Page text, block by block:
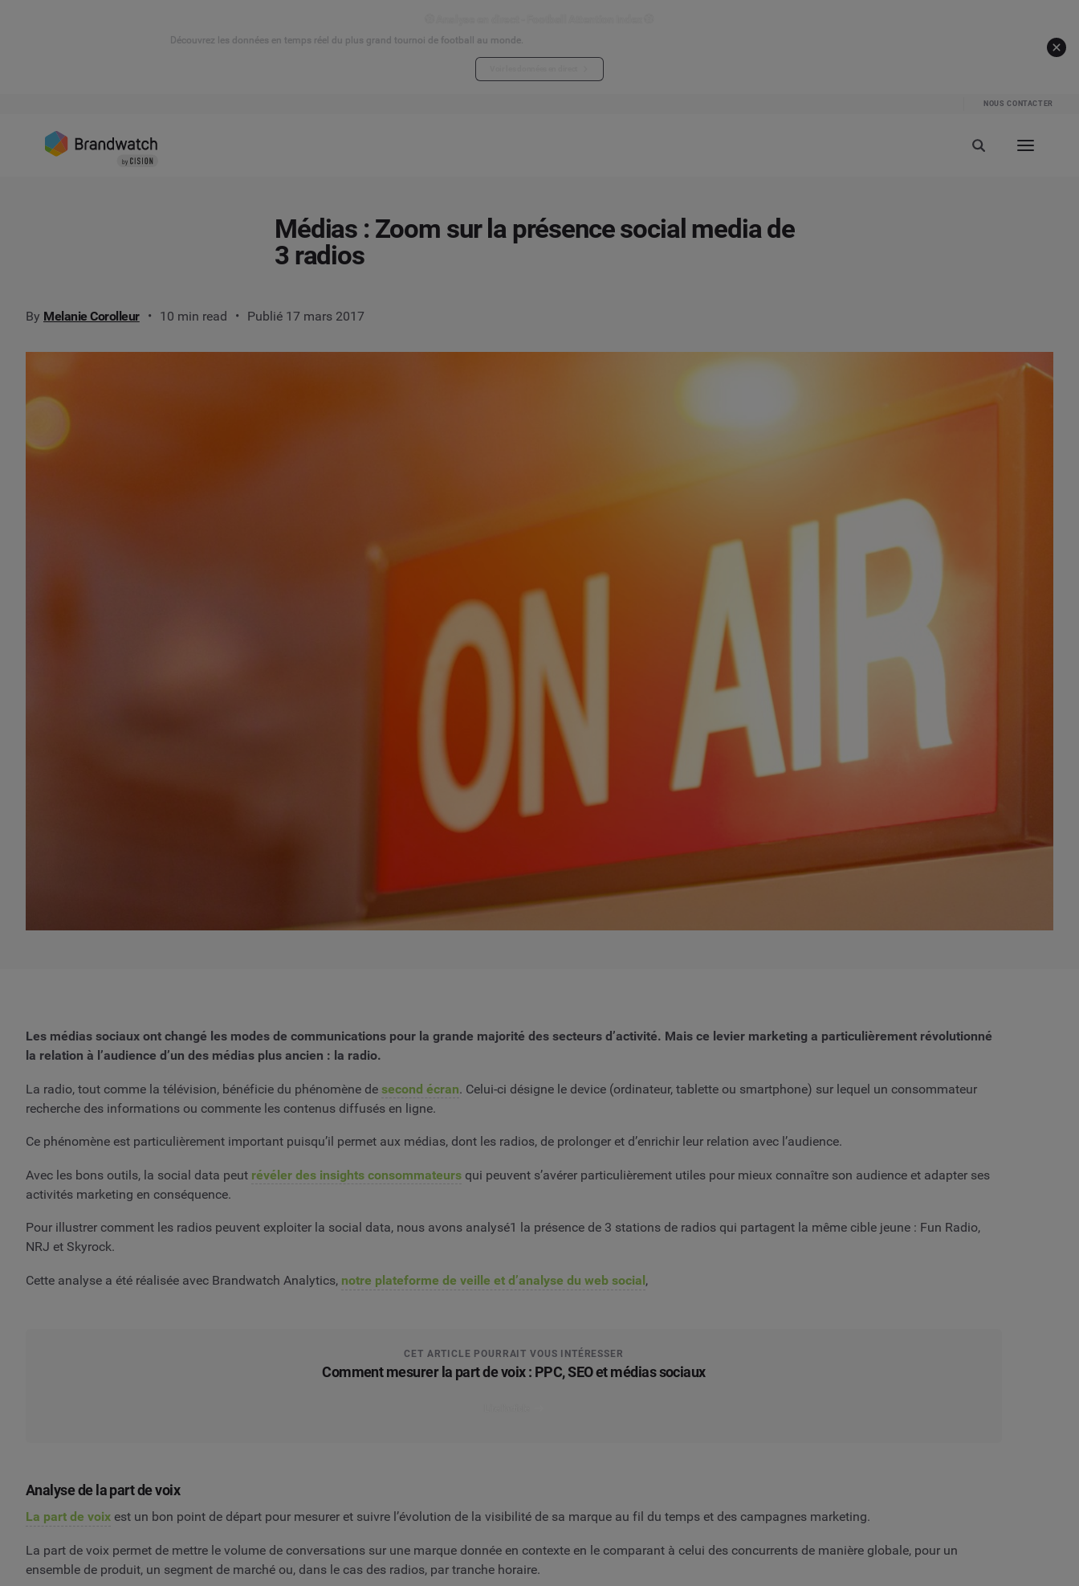
Découvrez les données en temps réel du plus grand tournoi de football au monde.
NOUS CONTACTER
Médias : Zoom sur la présence social media de
3 radios
By Melanie Corolleur 10 min read Publié 17 mars 2017
Les médias sociaux ont changé les modes de communications pour la grande majorité des secteurs d’activité. Mais ce levier marketing a particulièrement révolutionné
la relation à l’audience d’un des médias plus ancien : la radio.
La radio, tout comme la télévision, bénéficie du phénomène de second écran. Celui-ci désigne le device (ordinateur, tablette ou smartphone) sur lequel un consommateur
recherche des informations ou commente les contenus diffusés en ligne.
Ce phénomène est particulièrement important puisqu’il permet aux médias, dont les radios, de prolonger et d’enrichir leur relation avec l’audience.
Avec les bons outils, la social data peut révéler des insights consommateurs qui peuvent s’avérer particulièrement utiles pour mieux connaître son audience et adapter ses
activités marketing en conséquence.
Pour illustrer comment les radios peuvent exploiter la social data, nous avons analysé1 la présence de 3 stations de radios qui partagent la même cible jeune : Fun Radio,
NRJ et Skyrock.
Cette analyse a été réalisée avec Brandwatch Analytics, notre plateforme de veille et d’analyse du web social,
CET ARTICLE POURRAIT VOUS INTÉRESSER
Comment mesurer la part de voix : PPC, SEO et médias sociaux
Analyse de la part de voix
La part de voix est un bon point de départ pour mesurer et suivre l’évolution de la visibilité de sa marque au fil du temps et des campagnes marketing.
La part de voix permet de mettre le volume de conversations sur une marque donnée en contexte en le comparant à celui des concurrents de manière globale, pour un
ensemble de produit, un segment de marché ou, dans le cas des radios, par tranche horaire.